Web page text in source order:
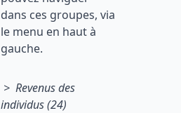
dans ces groupes, via
le menu en haut à
gauche.
> Revenus des
individus (24)